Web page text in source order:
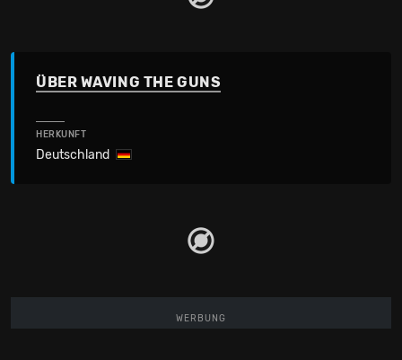
ÜBER WAVING THE GUNS
HERKUNFT
Deutschland
WERBUNG